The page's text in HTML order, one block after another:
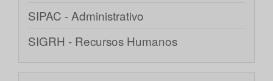
SIPAC - Administrativo
SIGRH - Recursos Humanos